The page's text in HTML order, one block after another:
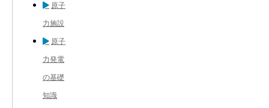
原子
力施設
原子
力発電
の基礎
知識